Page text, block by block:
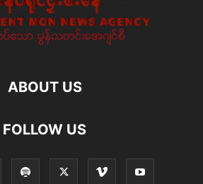
ABOUT US
FOLLOW US